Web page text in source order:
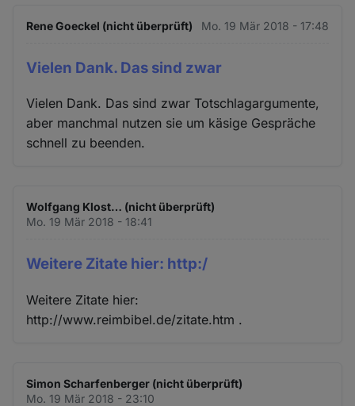
Rene Goeckel (nicht überprüft) Mo. 19 Mär 2018 - 17:48
Vielen Dank. Das sind zwar
Vielen Dank. Das sind zwar Totschlagargumente,
aber manchmal nutzen sie um käsige Gespräche
schnell zu beenden.
Wolfgang Klost… (nicht überprüft)
Mo. 19 Mär 2018 - 18:41
Weitere Zitate hier: http:/
Weitere Zitate hier:
http://www.reimbibel.de/zitate.htm .
Simon Scharfenberger (nicht überprüft)
Mo. 19 Mär 2018 - 23:10